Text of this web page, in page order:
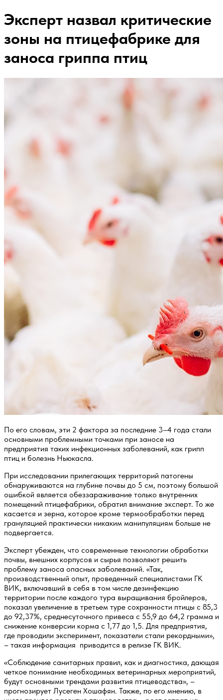
Эксперт назвал критические
зоны на птицефабрике для
заноса гриппа птиц
По его словам, эти 2 фактора за последние 3–4 года стали
основными проблемными точками при заносе на
предприятия таких инфекционных заболеваний, как грипп
птиц и болезнь Ньюкасла.
При исследовании прилегающих территорий патогены
обнаруживаются на глубине почвы до 5 см, поэтому большой
ошибкой является обеззараживание только внутренних
помещений птицефабрики, обратил внимание эксперт. То же
касается и зерна, которое кроме термообработки перед
грануляцией практически никаким манипуляциям больше не
подвергается.
Эксперт убежден, что современные технологии обработки
почвы, внешних корпусов и сырья позволяют решить
проблему заноса опасных заболеваний. «Так,
производственный опыт, проведенный специалистами ГК
ВИК, включавший в себя в том числе дезинфекцию
территории после каждого тура выращивания бройлеров,
показал увеличение в третьем туре сохранности птицы с 85,3
до 92,37%, среднесуточного привеса с 55,9 до 64,2 грамма и
снижение конверсии корма с 1,77 до 1,5. Для предприятия,
где проводили эксперимент, показатели стали рекордными»,
– такая информация приводится в релизе ГК ВИК.
«Соблюдение санитарных правил, как и диагностика, дающая
четкое понимание необходимых ветеринарных мероприятий,
будут основными трендами развития птицеводства», –
прогнозирует Лусеген Хошафян. Также, по его мнению, в